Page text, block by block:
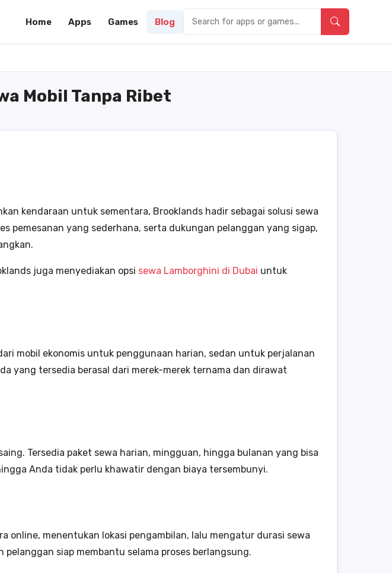
Home Apps Games Blog
Mobil Tanpa Ribet
kendaraan untuk sementara, Brooklands hadir sebagai solusi sewa
pemesanan yang sederhana, serta dukungan pelanggan yang sigap,
juga menyediakan opsi sewa Lamborghini di Dubai untuk
mobil ekonomis untuk penggunaan harian, sedan untuk perjalanan
yang tersedia berasal dari merek-merek ternama dan dirawat
Tersedia paket sewa harian, mingguan, hingga bulanan yang bisa
Anda tidak perlu khawatir dengan biaya tersembunyi.
online, menentukan lokasi pengambilan, lalu mengatur durasi sewa
siap membantu selama proses berlangsung.